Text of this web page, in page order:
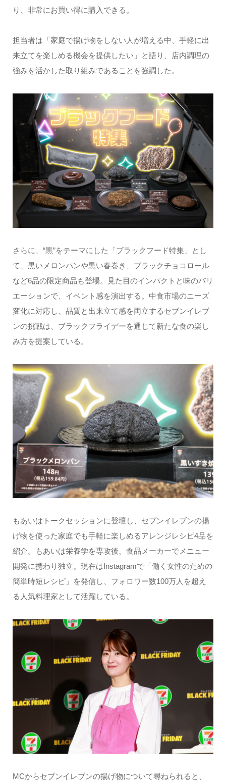
り、非常にお買い得に購入できる。
担当者は「家庭で揚げ物をしない人が増える中、手軽に出
来立てを楽しめる機会を提供したい」と語り、店内調理の
強みを活かした取り組みであることを強調した。
さらに、“黒”をテーマにした「ブラックフード特集」とし
て、黒いメロンパンや黒い春巻き、ブラックチョコロール
など6品の限定商品も登場。見た目のインパクトと味のバリ
エーションで、イベント感を演出する。中食市場のニーズ
変化に対応し、品質と出来立て感を両立するセブンイレブ
ンの挑戦は、ブラックフライデーを通じて新たな食の楽し
み方を提案している。
もあいはトークセッションに登壇し、セブンイレブンの揚
げ物を使った家庭でも手軽に楽しめるアレンジレシピ4品を
紹介。もあいは栄養学を専攻後、食品メーカーでメニュー
開発に携わり独立。現在はInstagramで「働く女性のための
簡単時短レシピ」を発信し、フォロワー数100万人を超え
る人気料理家として活躍している。
MCからセブンイレブンの揚げ物について尋ねられると、